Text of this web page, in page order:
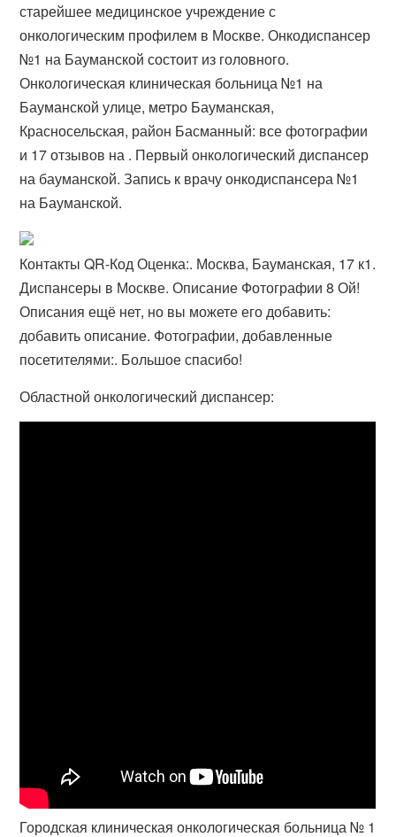
старейшее медицинское учреждение с
онкологическим профилем в Москве. Онкодиспансер
№1 на Бауманской состоит из головного.
Онкологическая клиническая больница №1 на
Бауманской улице, метро Бауманская,
Красносельская, район Басманный: все фотографии
и 17 отзывов на . Первый онкологический диспансер
на бауманской. Запись к врачу онкодиспансера №1
на Бауманской.
Контакты QR-Код Оценка:. Москва, Бауманская, 17 к1.
Диспансеры в Москве. Описание Фотографии 8 Ой!
Описания ещё нет, но вы можете его добавить:
добавить описание. Фотографии, добавленные
посетителями:. Большое спасибо!
Областной онкологический диспансер:
Городская клиническая онкологическая больница № 1